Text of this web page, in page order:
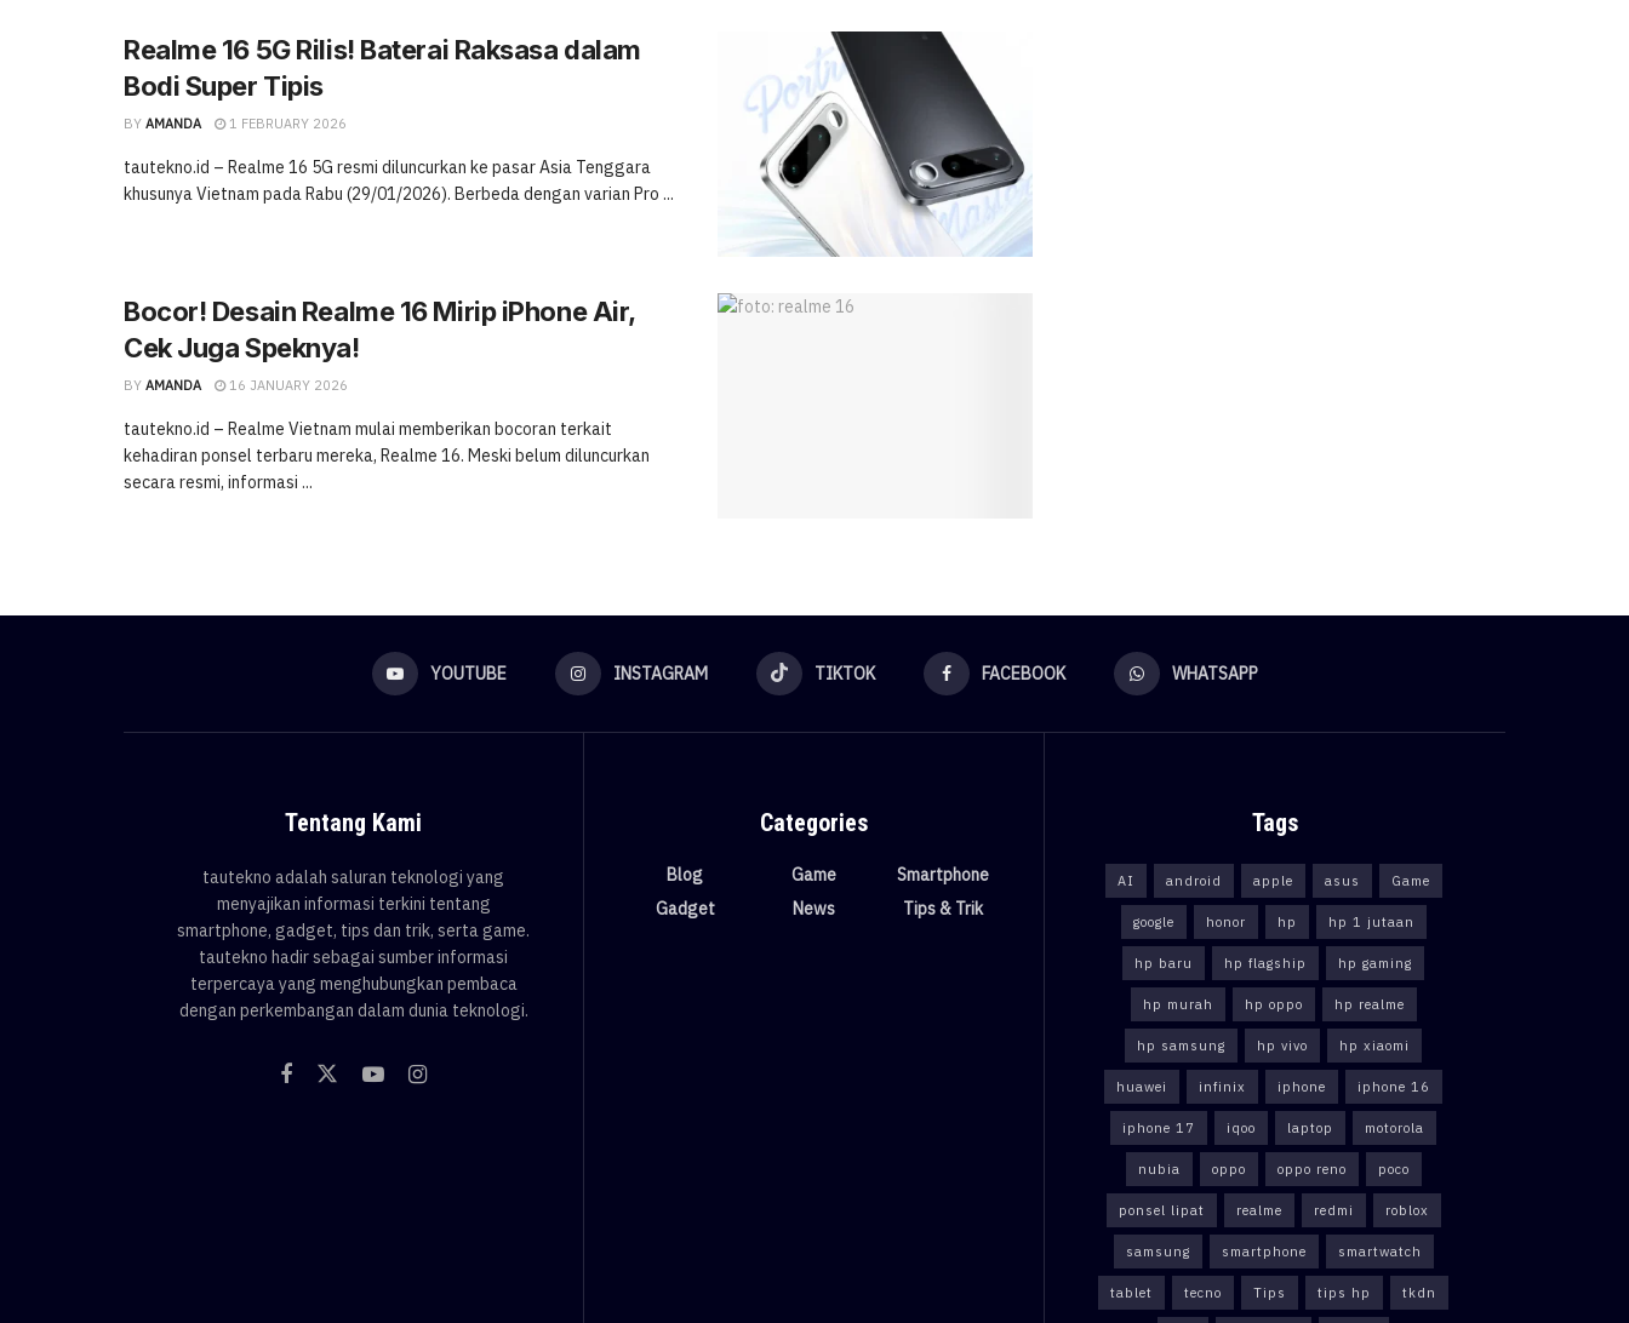
Realme 16 5G Rilis! Baterai Raksasa dalam
Bodi Super Tipis
BY AMANDA 1 FEBRUARY 2026
tautekno.id – Realme 16 5G resmi diluncurkan ke pasar Asia Tenggara
khusunya Vietnam pada Rabu (29/01/2026). Berbeda dengan varian Pro ...
Bocor! Desain Realme 16 Mirip iPhone Air,
Cek Juga Speknya!
BY AMANDA 16 JANUARY 2026
tautekno.id – Realme Vietnam mulai memberikan bocoran terkait
kehadiran ponsel terbaru mereka, Realme 16. Meski belum diluncurkan
secara resmi, informasi ...
YOUTUBE INSTAGRAM TIKTOK FACEBOOK WHATSAPP
Tentang Kami
tautekno adalah saluran teknologi yang
menyajikan informasi terkini tentang
smartphone, gadget, tips dan trik, serta game.
tautekno hadir sebagai sumber informasi
terpercaya yang menghubungkan pembaca
dengan perkembangan dalam dunia teknologi.
Categories
Blog
Gadget
Game
News
Smartphone
Tips & Trik
Tags
AI android apple asus Game
google honor hp hp 1 jutaan
hp baru hp flagship hp gaming
hp murah hp oppo hp realme
hp samsung hp vivo hp xiaomi
huawei infinix iphone iphone 16
iphone 17 iqoo laptop motorola
nubia oppo oppo reno poco
ponsel lipat realme redmi roblox
samsung smartphone smartwatch
tablet tecno Tips tips hp tkdn